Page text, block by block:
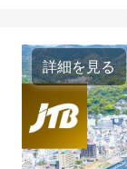
詳細を見る